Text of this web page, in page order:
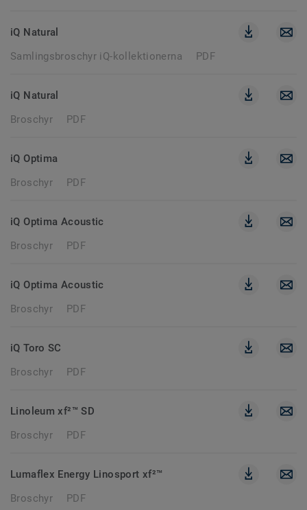
iQ Natural
Samlingsbroschyr iQ-kollektionerna
PDF
iQ Natural
Broschyr
PDF
iQ Optima
Broschyr
PDF
iQ Optima Acoustic
Broschyr
PDF
iQ Optima Acoustic
Broschyr
PDF
iQ Toro SC
Broschyr
PDF
Linoleum xf²™ SD
Broschyr
PDF
Lumaflex Energy Linosport xf²™
Broschyr
PDF